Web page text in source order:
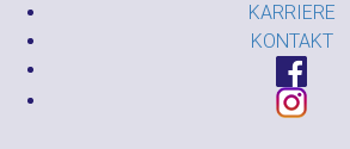
KARRIERE
KONTAKT